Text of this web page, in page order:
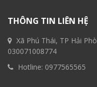
THÔNG TIN LIÊN HỆ
Xã Phú Thái, TP Hải
030071008774
Hotline: 0977565565